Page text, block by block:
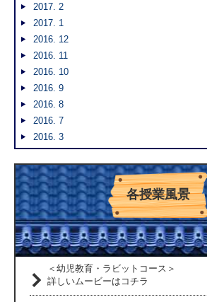
2017. 2
2017. 1
2016. 12
2016. 11
2016. 10
2016. 9
2016. 8
2016. 7
2016. 3
各授業風景
＜幼児教育・ラビットコース＞
詳しいムービーはコチラ